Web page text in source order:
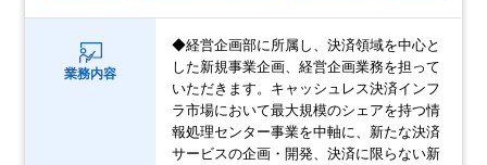
業務内容
◆経営企画部に所属し、決済領域を中心と
した新規事業企画、経営企画業務を担って
いただきます。キャッシュレス決済インフ
ラ市場において最大規模のシェアを持つ情
報処理センター事業を中軸に、新たな決済
サービスの企画・開発、決済に限らない新